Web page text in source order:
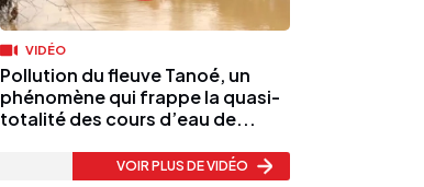
VIDÉO
Pollution du fleuve Tanoé, un
phénomène qui frappe la quasi-
totalité des cours d’eau de...
VOIR PLUS DE VIDÉO